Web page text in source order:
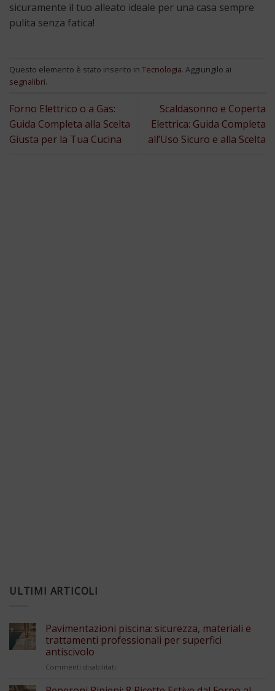
sicuramente il tuo alleato ideale per una casa sempre
pulita senza fatica!
Questo elemento è stato inserito in Tecnologia. Aggiungilo ai
segnalibri.
Forno Elettrico o a Gas:
Guida Completa alla Scelta
Giusta per la Tua Cucina
Scaldasonno e Coperta
Elettrica: Guida Completa
all’Uso Sicuro e alla Scelta
ULTIMI ARTICOLI
Pavimentazioni piscina: sicurezza, materiali e
trattamenti professionali per superfici
antiscivolo
Commenti disabilitati
piscina: